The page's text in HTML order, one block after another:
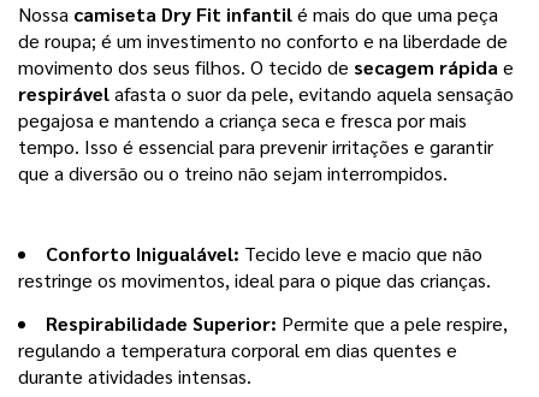
Nossa camiseta Dry Fit infantil é mais do que uma peça
de roupa; é um investimento no conforto e na liberdade de
movimento dos seus filhos. O tecido de secagem rápida
respirável afasta o suor da pele, evitando aquela sensação
pegajosa e mantendo a criança seca e fresca por mais
tempo. Isso é essencial para prevenir irritações e garantir
que a diversão ou o treino não sejam interrompidos.
Conforto Inigualável: Tecido leve e macio que não
restringe os movimentos, ideal para o pique das crianças.
Respirabilidade Superior: Permite que a pele respire,
regulando a temperatura corporal em dias quentes e
durante atividades intensas.